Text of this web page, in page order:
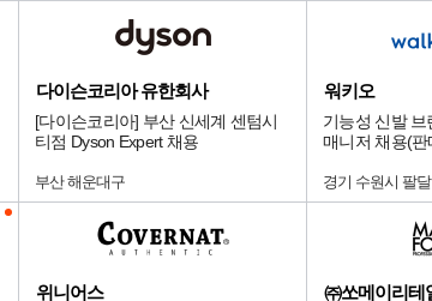
다이슨코리아 유한회사
[다이슨코리아] 부산 신세계 센텀시
티점 Dyson Expert 채용
부산 해운대구
워키오
기능성 신발
매니저 채용(판
경기 수원시 팔
위니어스 ㈜쏘메이리테